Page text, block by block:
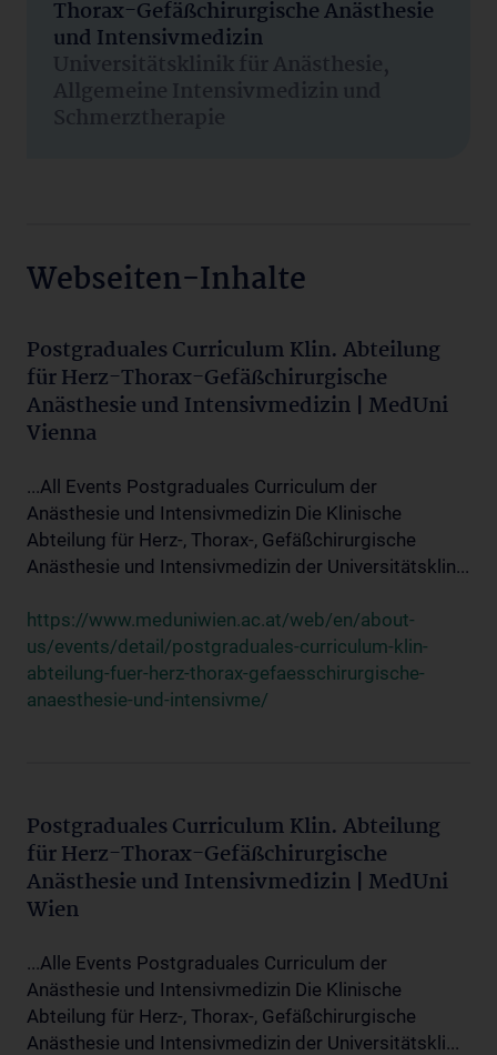
Thorax-Gefäßchirurgische Anästhesie
und Intensivmedizin
Universitätsklinik für Anästhesie,
Allgemeine Intensivmedizin und
Schmerztherapie
Webseiten-Inhalte
Postgraduales Curriculum Klin. Abteilung
für Herz-Thorax-Gefäßchirurgische
Anästhesie und Intensivmedizin | MedUni
Vienna
...All Events Postgraduales Curriculum der
Anästhesie und Intensivmedizin Die Klinische
Abteilung für Herz-, Thorax-, Gefäßchirurgische
Anästhesie und Intensivmedizin der Universitätsklin...
https://www.meduniwien.ac.at/web/en/about-
us/events/detail/postgraduales-curriculum-klin-
abteilung-fuer-herz-thorax-gefaesschirurgische-
anaesthesie-und-intensivme/
Postgraduales Curriculum Klin. Abteilung
für Herz-Thorax-Gefäßchirurgische
Anästhesie und Intensivmedizin | MedUni
Wien
...Alle Events Postgraduales Curriculum der
Anästhesie und Intensivmedizin Die Klinische
Abteilung für Herz-, Thorax-, Gefäßchirurgische
Anästhesie und Intensivmedizin der Universitätskli...